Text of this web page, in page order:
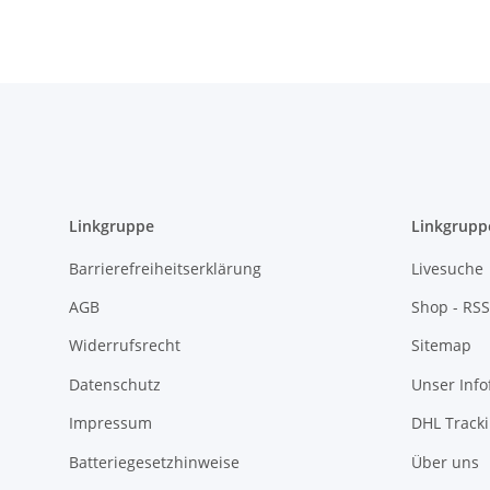
Linkgruppe
Barrierefreiheitserklärung
AGB
Widerrufsrecht
Datenschutz
Impressum
Batteriegesetzhinweise
Livesuche
Shop -
Sitemap
Unser
DHL
Über uns